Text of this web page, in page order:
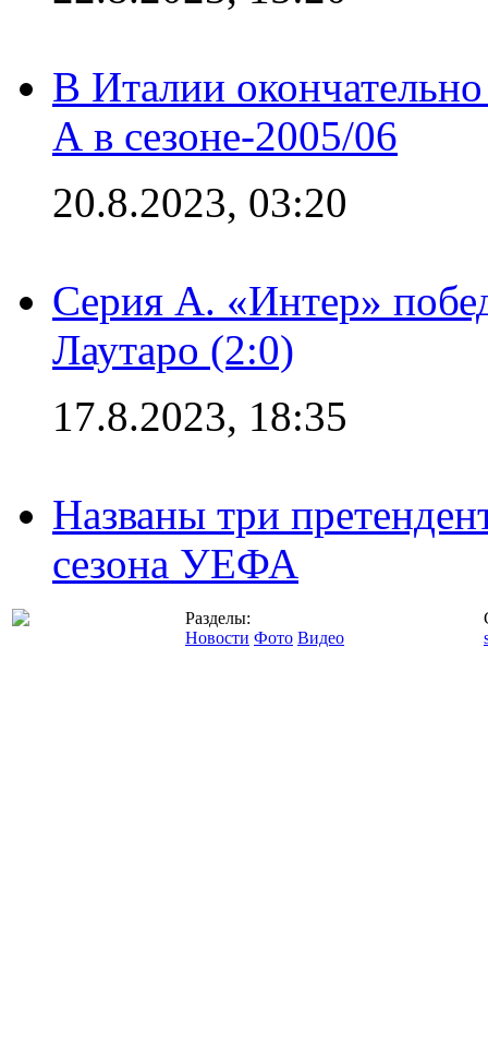
В Италии
А в сезоне-2005/06
20.8.2023, 03:20
Серия А. «Интер»
Лаутаро (2:0)
17.8.2023, 18:35
Названы три
сезона УЕФА
Разделы:
Новости Фото Видео